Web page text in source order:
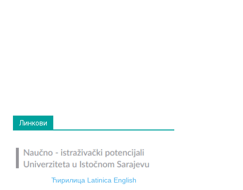
Линкови
Ћирилица Latinica English